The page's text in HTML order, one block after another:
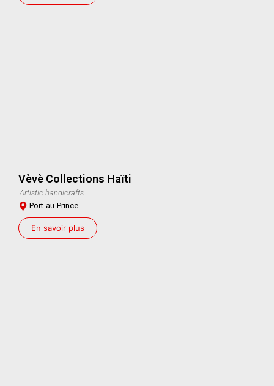
Vèvè Collections Haïti
Artistic handicrafts
Port-au-Prince
En savoir plus